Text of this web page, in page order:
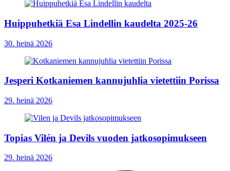
Huippuhetkiä Esa Lindellin kaudelta 2025-26
30. heinä 2026
Jesperi Kotkaniemen kannujuhlia vietettiin Porissa
29. heinä 2026
Topias Vilén ja Devils vuoden jatkosopimukseen
29. heinä 2026